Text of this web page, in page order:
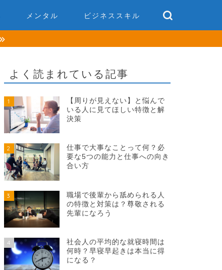
メンタル ビジネススキル
よく読まれている記事
1
【周りが見えない】と悩んで
いる人に見てほしい特徴と解
決策
2
仕事で大事なことって何？必
要な5つの能力と仕事への向き
合い方
3
職場で後輩から舐められる人
の特徴と対策は？尊敬される
先輩になろう
4
社会人の平均的な就寝時間は
何時？早寝早起きは本当に得
になる？